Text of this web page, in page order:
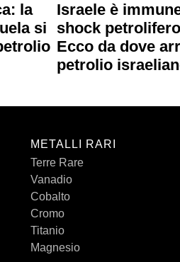
la
si
Israele è
shock
Ecco da dove
petrolio
METALLI RARI
Terre Rare
Vanadio
Cobalto
Cromo
Titanio
Magnesio